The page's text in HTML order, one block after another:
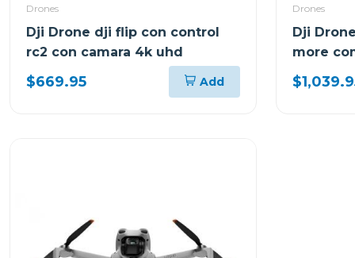
Drones
Dji Drone dji flip con control
rc2 con camara 4k uhd
$669.95 Add
Drones
Dji
more
remoto